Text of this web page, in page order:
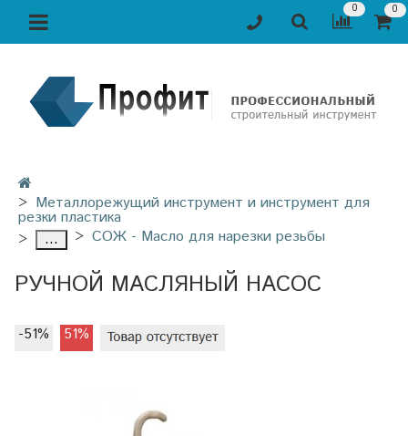
0 0
Металлорежущий инструмент и инструмент для
резки пластика
...
СОЖ - Масло для нарезки резьбы
РУЧНОЙ МАСЛЯНЫЙ НАСОС
-51% 51%